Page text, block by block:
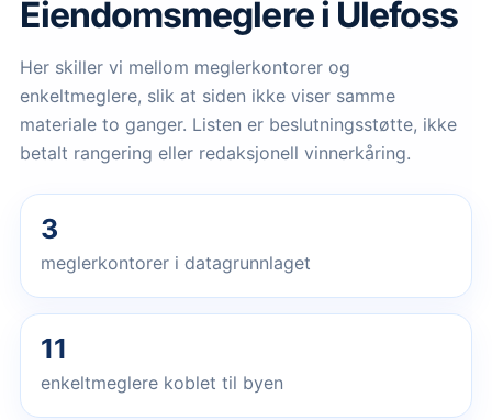
Eiendomsmeglerei Ulefoss
Her skiller vi mellom meglerkontorer og
enkeltmeglere, slik at siden ikke viser samme
materiale to ganger. Listen er beslutningsstøtte, ikke
betalt rangering eller redaksjonell vinnerkåring.
3
meglerkontorer i datagrunnlaget
11
enkeltmeglere koblet til byen